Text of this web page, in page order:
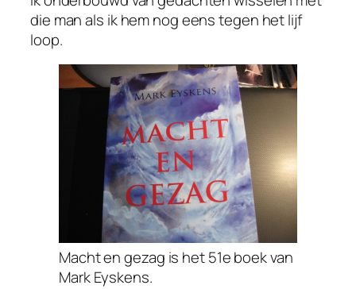
die man als ik hem nog eens tegen het lijf
loop.
Macht en gezag is het 51e boek van
Mark Eyskens.